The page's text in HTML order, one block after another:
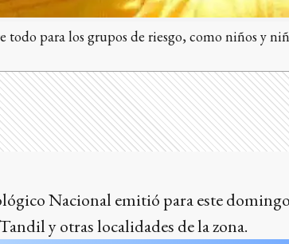
todo para los grupos de riesgo, como niños y
Nacional emitió para este
y otras localidades de la zona.